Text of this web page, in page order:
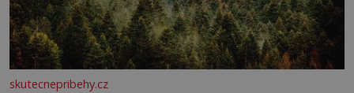
skutecnepribehy.cz